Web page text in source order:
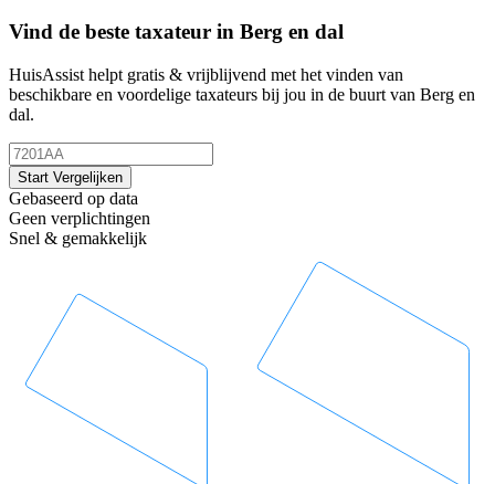
Vind de beste taxateur in Berg en dal
HuisAssist helpt gratis & vrijblijvend met het vinden van
beschikbare en voordelige taxateurs bij jou in de buurt van Berg en
dal.
Start Vergelijken
Gebaseerd op data
Geen verplichtingen
Snel & gemakkelijk